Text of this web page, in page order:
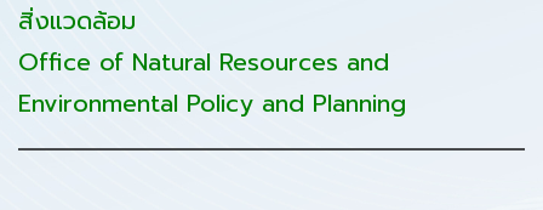
สิ่งแวดล้อม
Office of Natural Resources and
Environmental Policy and Planning